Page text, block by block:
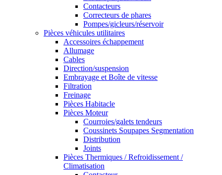
Contacteurs
Correcteurs de phares
Pompes/gicleurs/réservoir
Pièces véhicules utilitaires
Accessoires échappement
Allumage
Cables
Direction/suspension
Embrayage et Boîte de vitesse
Filtration
Freinage
Pièces Habitacle
Pièces Moteur
Courroies/galets tendeurs
Coussinets Soupapes Segmentation
Distribution
Joints
Pièces Thermiques / Refroidissement /
Climatisation